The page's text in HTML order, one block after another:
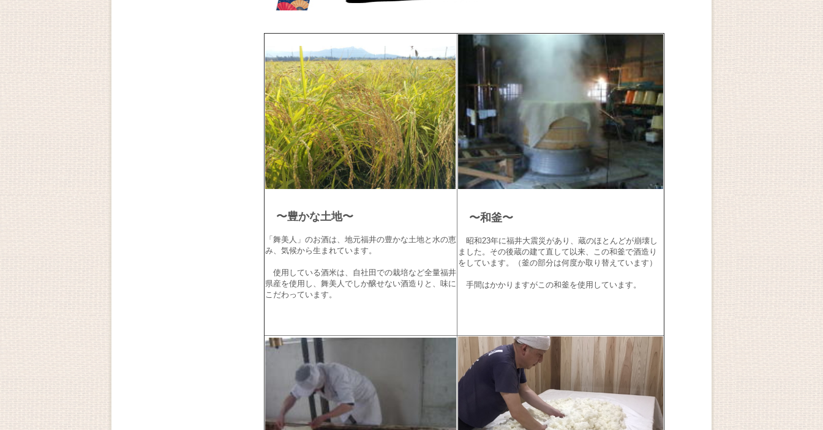
〜豊かな土地〜
「舞美人」のお酒は、地元福井の豊かな土地と水の恵
み、気候から生まれています。
使用している酒米は、自社田での栽培など全量福井
県産を使用し、舞美人でしか醸せない酒造りと、味に
こだわっています。
〜和釜〜
昭和23年に福井大震災があり、蔵のほとんどが崩壊し
ました。その後蔵の建て直して以来、この和釜で酒造り
をしています。（釜の部分は何度か取り替えています）
手間はかかりますがこの和釜を使用しています。